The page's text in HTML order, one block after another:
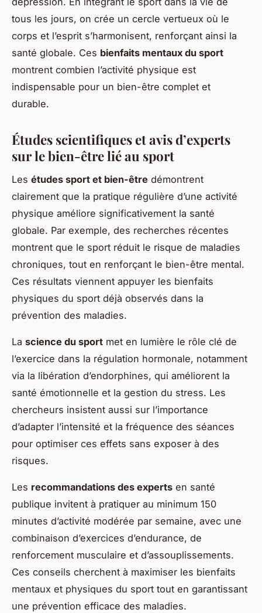
tous les jours, on crée un cercle vertueux où le
corps et l’esprit s’harmonisent, renforçant ainsi la
santé globale. Ces bienfaits mentaux du sport
montrent combien l’activité physique est
indispensable pour un bien-être complet et
durable.
Études scientifiques et avis d’experts
sur le bien-être lié au sport
Les études sport et bien-être démontrent
clairement que la pratique régulière d’une activité
physique améliore significativement la santé
globale. Par exemple, des recherches récentes
montrent que le sport réduit le risque de maladies
chroniques, tout en renforçant le bien-être mental.
Ces résultats viennent appuyer les bienfaits
physiques du sport déjà observés dans la
prévention des maladies.
La science du sport met en lumière le rôle clé de
l’exercice dans la régulation hormonale, notamment
via la libération d’endorphines, qui améliorent la
santé émotionnelle et la gestion du stress. Les
chercheurs insistent aussi sur l’importance
d’adapter l’intensité et la fréquence des séances
pour optimiser ces effets sans exposer à des
risques.
Les recommandations des experts en santé
publique invitent à pratiquer au minimum 150
minutes d’activité modérée par semaine, avec une
combinaison d’exercices d’endurance, de
renforcement musculaire et d’assouplissements.
Ces conseils cherchent à maximiser les bienfaits
mentaux et physiques du sport tout en garantissant
une prévention efficace des maladies.